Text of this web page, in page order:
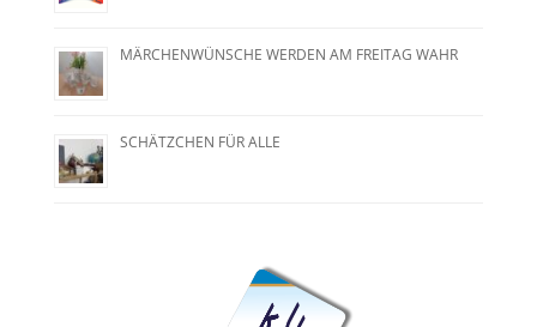
MÄRCHENWÜNSCHE WERDEN AM FREITAG WAHR
SCHÄTZCHEN FÜR ALLE